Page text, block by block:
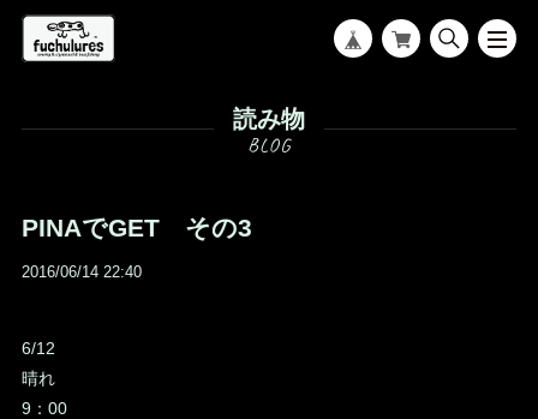
読み物
PINAでGET その3
2016/06/14 22:40
6/12
晴れ
9：00